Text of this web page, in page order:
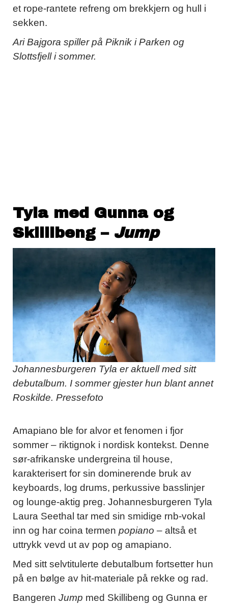
et rope-rantete refreng om brekkjern og hull i
sekken.
Ari Bajgora spiller på Piknik i Parken og
Slottsfjell i sommer.
Tyla med Gunna og
Skillibeng – Jump
Johannesburgeren Tyla er aktuell med sitt
debutalbum. I sommer gjester hun blant annet
Roskilde. Pressefoto
Amapiano ble for alvor et fenomen i fjor
sommer – riktignok i nordisk kontekst. Denne
sør-afrikanske undergreina til house,
karakterisert for sin dominerende bruk av
keyboards, log drums, perkussive basslinjer
og lounge-aktig preg. Johannesburgeren Tyla
Laura Seethal tar med sin smidige rnb-vokal
inn og har coina termen popiano – altså et
uttrykk vevd ut av pop og amapiano.
Med sitt selvtitulerte debutalbum fortsetter hun
på en bølge av hit-materiale på rekke og rad.
Bangeren Jump med Skillibeng og Gunna er